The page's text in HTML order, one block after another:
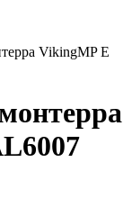
VikingMP E